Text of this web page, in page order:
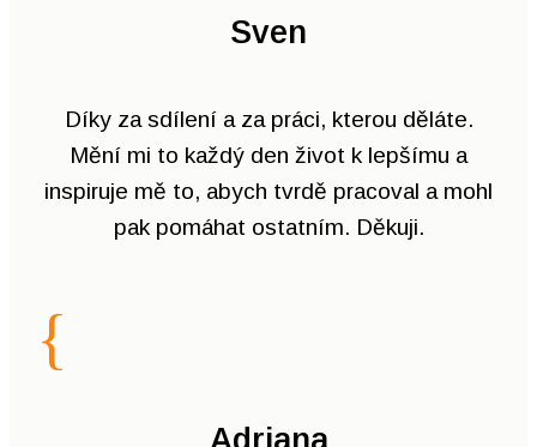
Sven
Díky za sdílení a za práci, kterou děláte.
Mění mi to každý den život k lepšímu a
inspiruje mě to, abych tvrdě pracoval a mohl
pak pomáhat ostatním. Děkuji.
{